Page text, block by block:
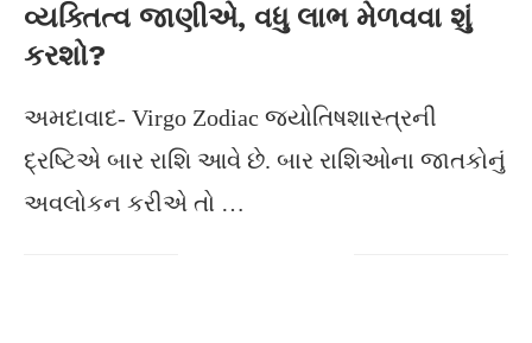
વ્યક્તિત્વ જાણીએ, વધુ લાભ મેળવવા શું
કરશો?
અમદાવાદ- Virgo Zodiac જ્યોતિષશાસ્ત્રની
દ્રષ્ટિએ બાર રાશિ આવે છે. બાર રાશિઓના જાતકોનું
અવલોકન કરીએ તો …